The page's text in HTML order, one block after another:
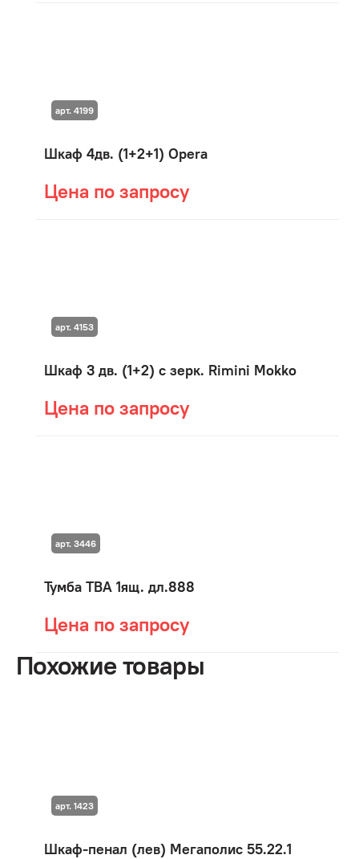
Шкаф 4дв. (1+2+1) Opera
Цена по запросу
арт. 4199
Шкаф 3 дв. (1+2) с зерк. Rimini Mokko
Цена по запросу
арт. 4153
Тумба ТВА 1ящ. дл.888
Цена по запросу
арт. 3446
Похожие товары
Шкаф-пенал (лев) Мегаполис 55.22.1
арт. 1423